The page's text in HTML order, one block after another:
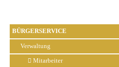
BÜRGERSERVICE
Verwaltung
Mitarbeiter